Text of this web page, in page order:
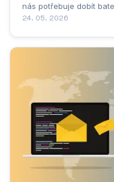
nás potřebuje dobít
shonu. Proto zákoník
24. 05. 2026